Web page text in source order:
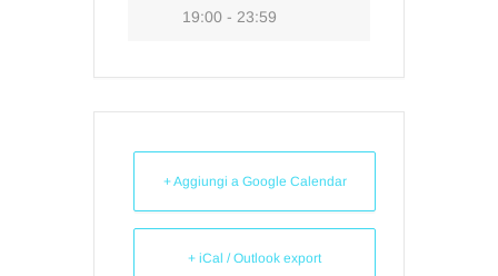
19:00 - 23:59
+ Aggiungi a Google Calendar
+ iCal / Outlook export